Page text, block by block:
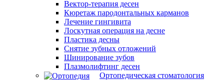
Вектор-терапия десен
Кюретаж пародонтальных карманов
Лечение гингивита
Лоскутная операция на десне
Пластика десны
Снятие зубных отложений
Шинирование зубов
Плазмолифтинг десен
Ортопедическая стоматология